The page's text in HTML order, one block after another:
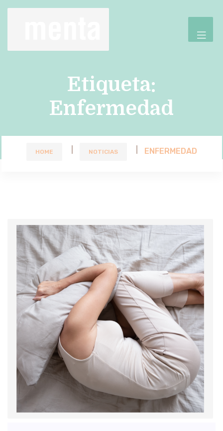
Etiqueta:
Enfermedad
HOME NOTICIAS ENFERMEDAD